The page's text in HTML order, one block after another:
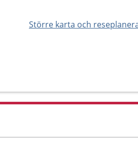
Större karta och